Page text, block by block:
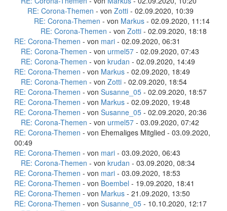
RE: Corona-Themen - von Zotti - 02.09.2020, 10:39
RE: Corona-Themen - von Markus - 02.09.2020, 11:14
RE: Corona-Themen - von Zotti - 02.09.2020, 18:18
RE: Corona-Themen - von mari - 02.09.2020, 06:31
RE: Corona-Themen - von urmel57 - 02.09.2020, 07:43
RE: Corona-Themen - von krudan - 02.09.2020, 14:49
RE: Corona-Themen - von Markus - 02.09.2020, 18:49
RE: Corona-Themen - von Zotti - 02.09.2020, 18:54
RE: Corona-Themen - von Susanne_05 - 02.09.2020, 18:57
RE: Corona-Themen - von Markus - 02.09.2020, 19:48
RE: Corona-Themen - von Susanne_05 - 02.09.2020, 20:36
RE: Corona-Themen - von urmel57 - 03.09.2020, 07:42
RE: Corona-Themen - von Ehemaliges Mitglied - 03.09.2020,
00:49
RE: Corona-Themen - von mari - 03.09.2020, 06:43
RE: Corona-Themen - von krudan - 03.09.2020, 08:34
RE: Corona-Themen - von mari - 03.09.2020, 18:53
RE: Corona-Themen - von Boembel - 19.09.2020, 18:41
RE: Corona-Themen - von Markus - 21.09.2020, 13:50
RE: Corona-Themen - von Susanne_05 - 10.10.2020, 12:17